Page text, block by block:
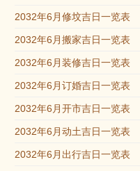
2032年6月修坟吉日一览表
2032年6月搬家吉日一览表
2032年6月装修吉日一览表
2032年6月订婚吉日一览表
2032年6月开市吉日一览表
2032年6月动土吉日一览表
2032年6月出行吉日一览表